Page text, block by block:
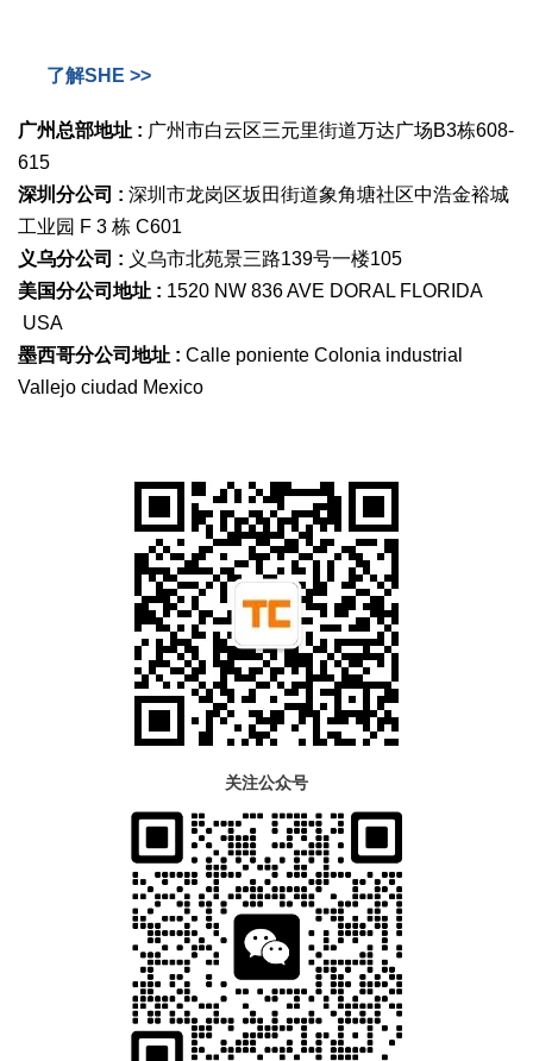
了解SHE >>
广州总部地址 : 广州市白云区三元里街道万达广场B3栋608-
615
深圳分公司 : 深圳市龙岗区坂田街道象角塘社区中浩金裕城
工业园 F 3 栋 C601
义乌分公司 : 义乌市北苑景三路139号一楼105
美国分公司地址 : 1520 NW 836 AVE DORAL FLORIDA
USA
墨西哥分公司地址 : Calle poniente Colonia industrial
Vallejo ciudad Mexico
关注公众号